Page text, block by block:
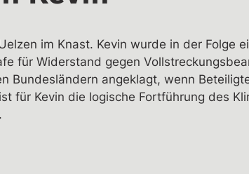
im Knast. Kevin wurde in der Folge
für Widerstand gegen
Bundesländern angeklagt, wenn
für Kevin die logische Fortführung des